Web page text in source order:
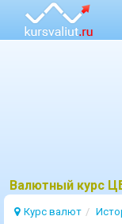
Bалютный курс
Курс валют